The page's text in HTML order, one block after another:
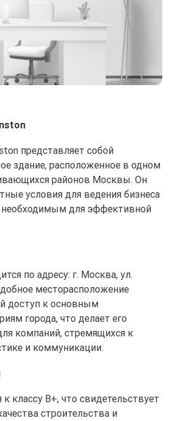
представляет собой
здание, расположенное в одном
районов Москвы. Он
условия для ведения бизнеса
необходимым для эффективной
по адресу: г. Москва, ул.
месторасположение
доступ к основным
города, что делает его
компаний, стремящихся к
и коммуникации.
классу B+, что свидетельствует
строительства и